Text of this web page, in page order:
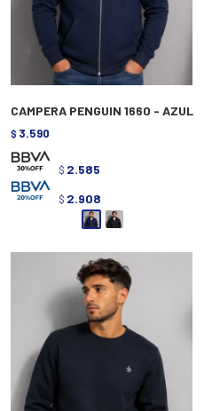
CAMPERA PENGUIN 1660 - AZUL
$ 3.590
$ 2.585
$ 2.908